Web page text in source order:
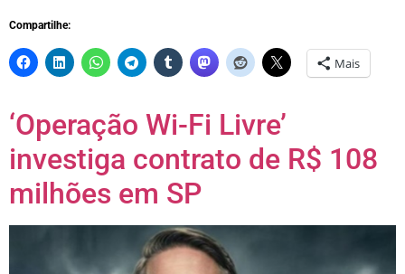
Compartilhe:
Mais
‘Operação Wi-Fi Livre’
investiga contrato de R$ 108
milhões em SP